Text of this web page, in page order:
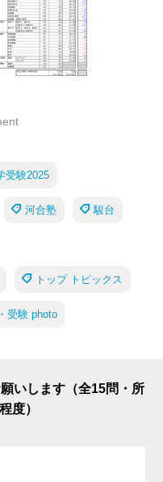
受験2025
河合塾 駿台
トップ トピックス
受験 photo
いします（全15問・所
度）